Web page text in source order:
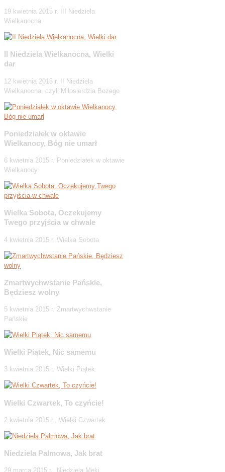
19 kwietnia 2015 r. III Niedziela
Wielkanocna
II Niedziela Wielkanocna, Wielki
dar
12 kwietnia 2015 r. II Niedziela
Wielkanocna, czyli Miłosierdzia Bożego
Poniedziałek w oktawie
Wielkanocy, Bóg nie umarł
6 kwietnia 2015 r. Poniedziałek w oktawie
Wielkanocy
Wielka Sobota, Oczekujemy
Twego przyjścia w chwale
4 kwietnia 2015 r. Wielka Sobota
Zmartwychwstanie Pańskie,
Będziesz wolny
5 kwietnia 2015 r. Zmartwychwstanie
Pańskie
Wielki Piątek, Nic samemu
3 kwietnia 2015 r. Wielki Piątek
Wielki Czwartek, To czyńcie!
2 kwietnia 2015 r., Wielki Czwartek
Niedziela Palmowa, Jak brat
29 marca 2015 r., Niedziela Męki